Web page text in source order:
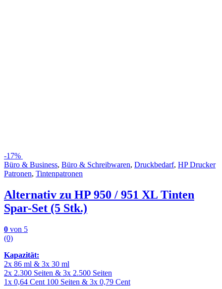
-17%
Büro & Business, Büro & Schreibwaren, Druckbedarf, HP Drucker
Patronen, Tintenpatronen
Alternativ zu HP 950 / 951 XL Tinten
Spar-Set (5 Stk.)
0 von 5
(0)
Kapazität:
2x 86 ml & 3x 30 ml
2x 2.300 Seiten & 3x 2.500 Seiten
1x 0,64 Cent 100 Seiten & 3x 0,79 Cent